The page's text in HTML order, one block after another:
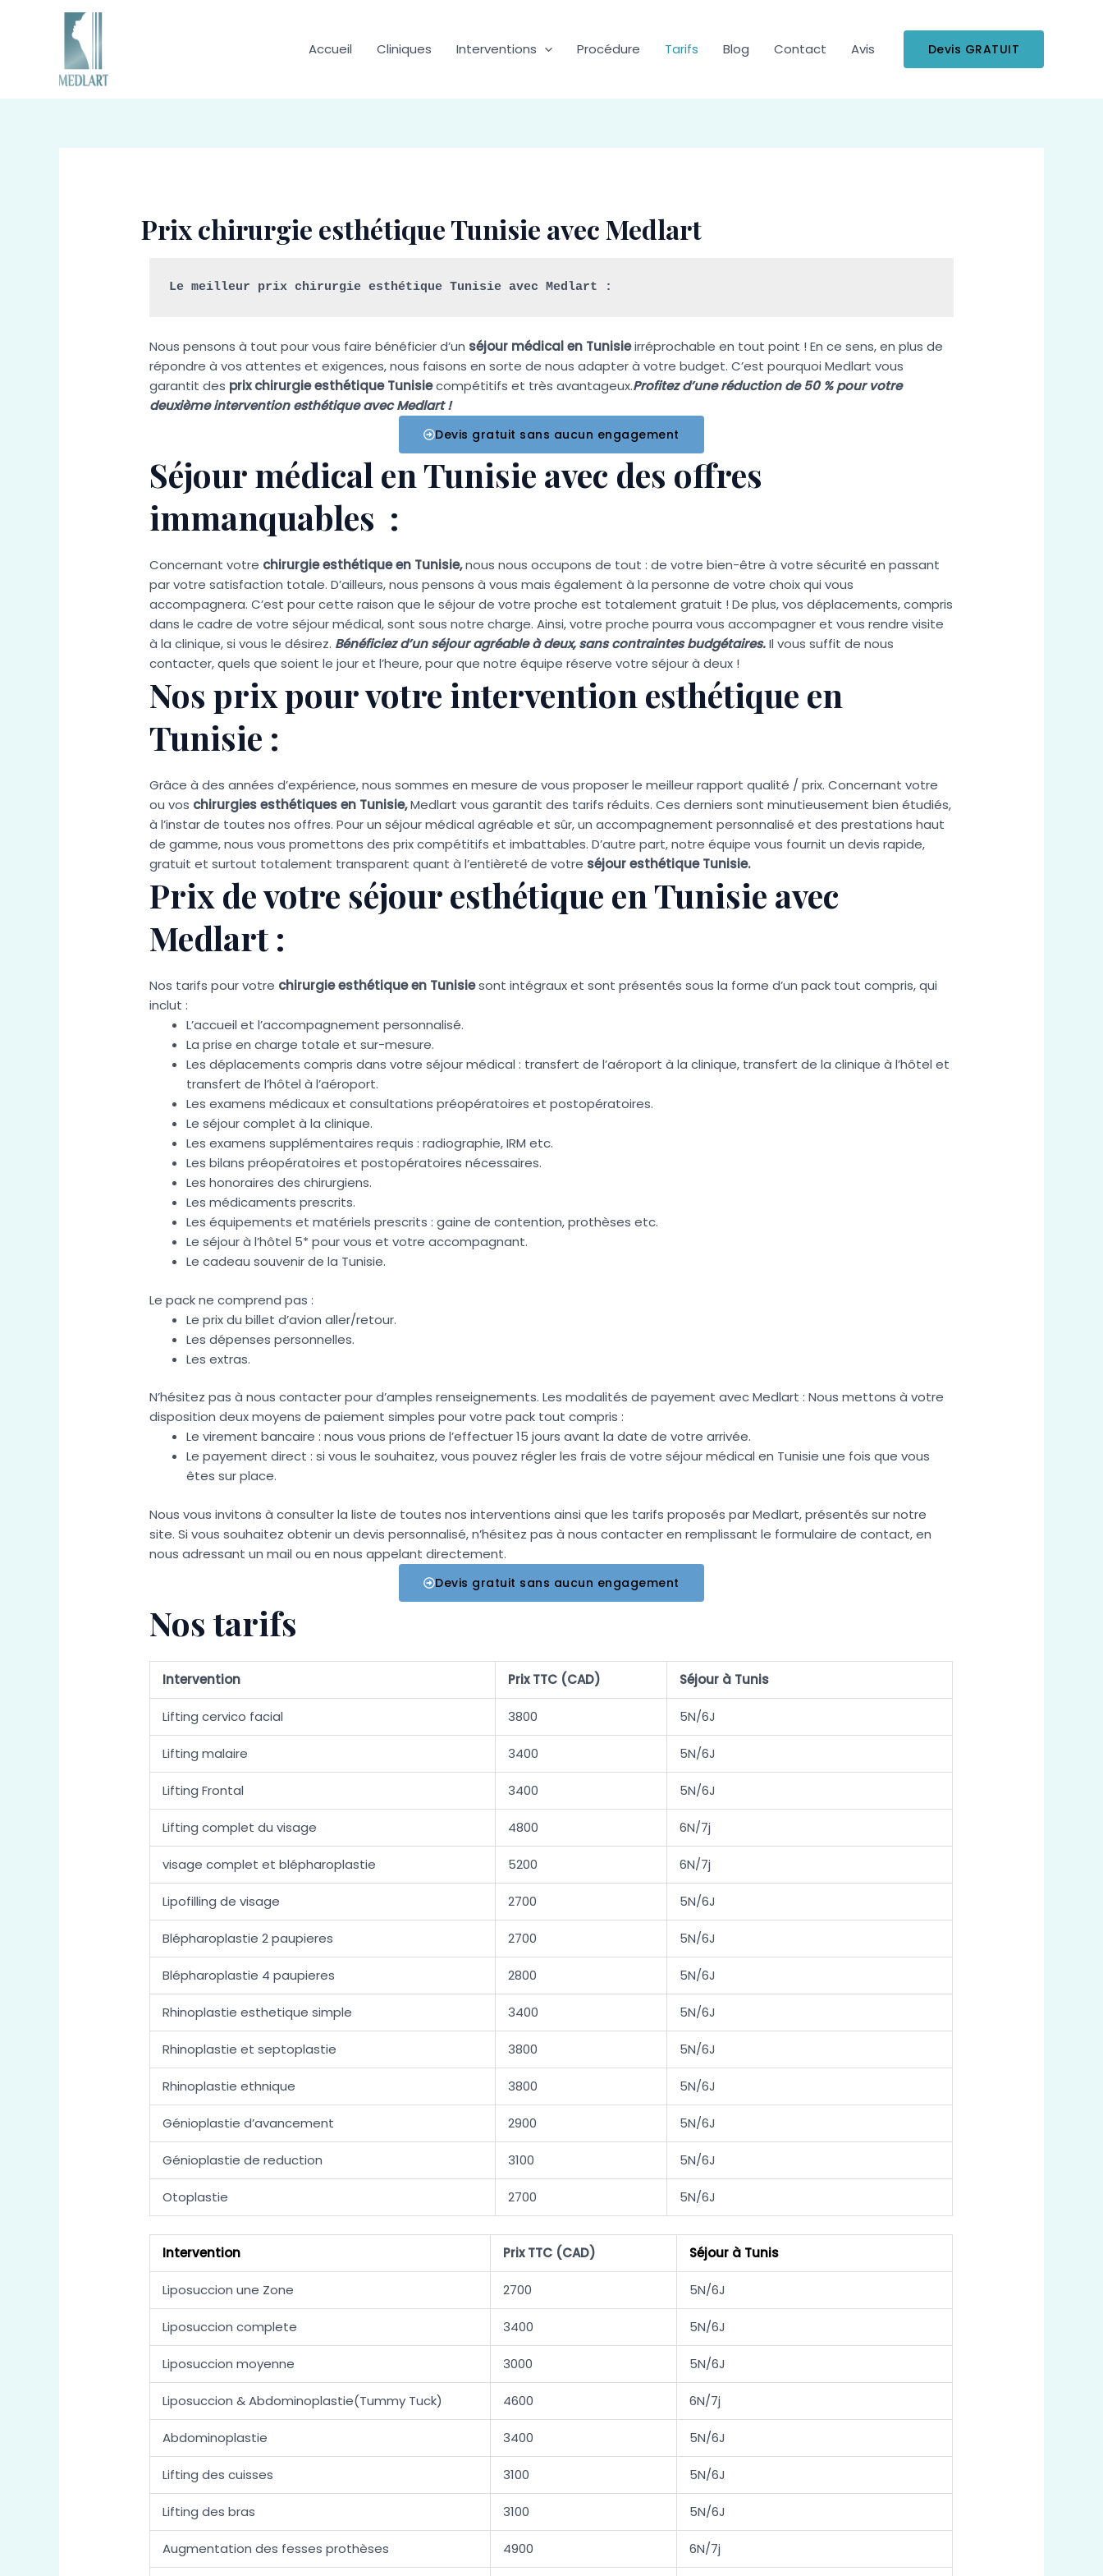
Accueil Cliniques Interventions Procédure Tarifs Blog Contact Avis Devis GRATUIT
Prix chirurgie esthétique Tunisie avec Medlart
Le meilleur prix chirurgie esthétique Tunisie avec Medlart :
Nous pensons à tout pour vous faire bénéficier d’un séjour médical en Tunisieirréprochable en tout point ! En ce sens, en plus de
répondre à vos attentes et exigences, nous faisons en sorte de nous adapter à votre budget. C’est pourquoi Medlart vous
garantit des prix chirurgie esthétique Tunisiecompétitifs et très avantageux.Profitez d’une réduction de 50 % pour votre
deuxième intervention esthétique avec Medlart !
Devis gratuit sans aucun engagement
Séjour médical en Tunisie avec des offres
immanquables :
Concernant votre chirurgie esthétique en Tunisie,nous nous occupons de tout : de votre bien-être à votre sécurité en passant
par votre satisfaction totale. D’ailleurs, nous pensons à vous mais également à la personne de votre choix qui vous
accompagnera. C’est pour cette raison que le séjour de votre proche est totalement gratuit ! De plus, vos déplacements, compris
dans le cadre de votre séjour médical, sont sous notre charge. Ainsi, votre proche pourra vous accompagner et vous rendre visite
à la clinique, si vous le désirez. Bénéficiez d’un séjour agréable à deux, sans contraintes budgétaires.Il vous suffit de nous
contacter, quels que soient le jour et l’heure, pour que notre équipe réserve votre séjour à deux !
Nos prix pour votre intervention esthétique en
Tunisie :
Grâce à des années d’expérience, nous sommes en mesure de vous proposer le meilleur rapport qualité / prix. Concernant votre
ou vos chirurgies esthétiques en Tunisie,Medlart vous garantit des tarifs réduits. Ces derniers sont minutieusement bien étudiés,
à l’instar de toutes nos offres. Pour un séjour médical agréable et sûr, un accompagnement personnalisé et des prestations haut
de gamme, nous vous promettons des prix compétitifs et imbattables. D’autre part, notre équipe vous fournit un devis rapide,
gratuit et surtout totalement transparent quant à l’entièreté de votre séjour esthétique Tunisie.
Prix de votre séjour esthétique en Tunisie avec
Medlart :
Nos tarifs pour votre chirurgie esthétique en Tunisiesont intégraux et sont présentés sous la forme d’un pack tout compris, qui
inclut :
L’accueil et l’accompagnement personnalisé.
La prise en charge totale et sur-mesure.
Les déplacements compris dans votre séjour médical : transfert de l’aéroport à la clinique, transfert de la clinique à l’hôtel et
transfert de l’hôtel à l’aéroport.
Les examens médicaux et consultations préopératoires et postopératoires.
Le séjour complet à la clinique.
Les examens supplémentaires requis : radiographie, IRM etc.
Les bilans préopératoires et postopératoires nécessaires.
Les honoraires des chirurgiens.
Les médicaments prescrits.
Les équipements et matériels prescrits : gaine de contention, prothèses etc.
Le séjour à l’hôtel 5* pour vous et votre accompagnant.
Le cadeau souvenir de la Tunisie.
Le pack ne comprend pas :
Le prix du billet d’avion aller/retour.
Les dépenses personnelles.
Les extras.
N’hésitez pas à nous contacter pour d’amples renseignements. Les modalités de payement avec Medlart : Nous mettons à votre
disposition deux moyens de paiement simples pour votre pack tout compris :
Le virement bancaire : nous vous prions de l’effectuer 15 jours avant la date de votre arrivée.
Le payement direct : si vous le souhaitez, vous pouvez régler les frais de votre séjour médical en Tunisie une fois que vous
êtes sur place.
Nous vous invitons à consulter la liste de toutes nos interventions ainsi que les tarifs proposés par Medlart, présentés sur notre
site. Si vous souhaitez obtenir un devis personnalisé, n’hésitez pas à nous contacter en remplissant le formulaire de contact, en
nous adressant un mail ou en nous appelant directement.
Devis gratuit sans aucun engagement
Nos tarifs
Intervention Prix TTC (CAD) Séjour à Tunis
Lifting cervico facial 3800 5N/6J
Lifting malaire 3400 5N/6J
Lifting Frontal 3400 5N/6J
Lifting complet du visage 4800 6N/7j
visage complet et blépharoplastie 5200 6N/7j
Lipofilling de visage 2700 5N/6J
Blépharoplastie 2 paupieres 2700 5N/6J
Blépharoplastie 4 paupieres 2800 5N/6J
Rhinoplastie esthetique simple 3400 5N/6J
Rhinoplastie et septoplastie 3800 5N/6J
Rhinoplastie ethnique 3800 5N/6J
Génioplastie d’avancement 2900 5N/6J
Génioplastie de reduction 3100 5N/6J
Otoplastie 2700 5N/6J
Intervention Prix TTC (CAD) Séjour à Tunis
Liposuccion une Zone 2700 5N/6J
Liposuccion complete 3400 5N/6J
Liposuccion moyenne 3000 5N/6J
Liposuccion & Abdominoplastie(Tummy Tuck) 4600 6N/7j
Abdominoplastie 3400 5N/6J
Lifting des cuisses 3100 5N/6J
Lifting des bras 3100 5N/6J
Augmentation des fesses prothèses 4900 6N/7j